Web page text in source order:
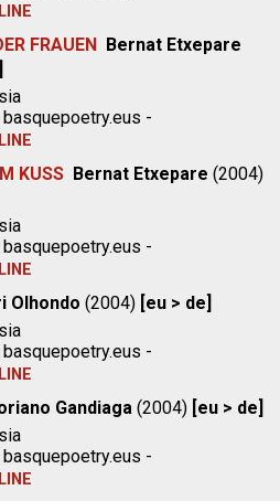
FRAUEN Bernat Etxepare
basquepoetry.eus -
KUSS Bernat Etxepare (2004)
basquepoetry.eus -
Olhondo (2004) [eu > de]
basquepoetry.eus -
Gandiaga (2004) [eu > de]
basquepoetry.eus -